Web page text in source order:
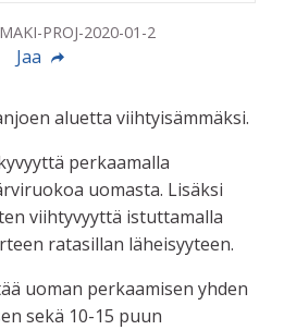
PROJ-2020-01-2
Jaa
aluetta viihtyisämmäksi.
perkaamalla
uomasta. Lisäksi
viihtyvyyttä istuttamalla
ratasillan läheisyyteen.
uoman perkaamisen yhden
sekä 10-15 puun